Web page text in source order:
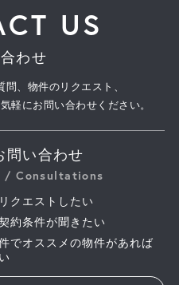
US
わせ
、物件のリクエスト、
軽にお問い合わせください。
問い合わせ
/ Consultations
クエストしたい
約条件が聞きたい
でオススメの物件があれば